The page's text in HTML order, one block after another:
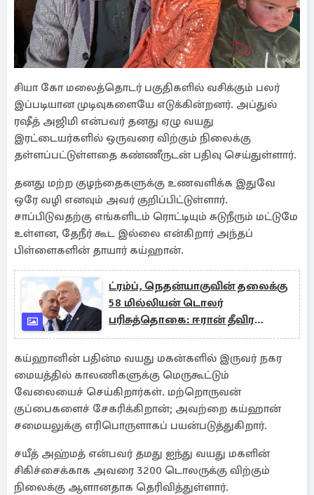
சியா கோ மலைத்தொடர் பகுதிகளில் வசிக்கும் பலர்
இப்படியான முடிவுகளையே எடுக்கின்றனர். அப்துல்
ரஷீத் அஜிமி என்பவர் தனது ஏழு வயது
இரட்டையர்களில் ஒருவரை விற்கும் நிலைக்கு
தள்ளப்பட்டுள்ளதை கண்ணீருடன் பதிவு செய்துள்ளார்.
தனது மற்ற குழந்தைகளுக்கு உணவளிக்க இதுவே
ஒரே வழி எனவும் அவர் குறிப்பிட்டுள்ளார்.
சாப்பிடுவதற்கு எங்களிடம் ரொட்டியும் சுடுநீரும் மட்டுமே
உள்ளன, தேநீர் கூட இல்லை என்கிறார் அந்தப்
பிள்ளைகளின் தாயார் கய்ஹான்.
ட்ரம்ப், நெதன்யாகுவின் தலைக்கு
58 மில்லியன் டொலர்
பரிசுத்தொகை: ஈரான் தீவிர
ஆலோசனை
கய்ஹானின் பதின்ம வயது மகன்களில் இருவர் நகர
மையத்தில் காலணிகளுக்கு மெருகூட்டும்
வேலையைச் செய்கிறார்கள். மற்றொருவன்
குப்பைகளைச் சேகரிக்கிறான்; அவற்றை கய்ஹான்
சமையலுக்கு எரிபொருளாகப் பயன்படுத்துகிறார்.
சயீத் அஹ்மத் என்பவர் தமது ஐந்து வயது மகளின்
சிகிச்சைக்காக அவரை 3200 டொலருக்கு விற்கும்
நிலைக்கு ஆளானதாக தெரிவித்துள்ளார்.